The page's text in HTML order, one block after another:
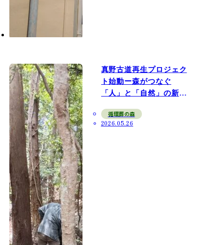
真野古道再生プロジェク
ト始動ー森がつなぐ
「人」と「自然」の新た
循環葬の森
2026.05.26